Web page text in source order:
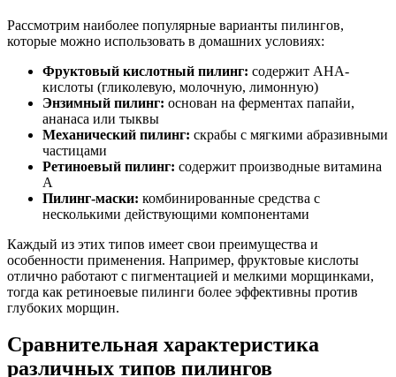
Рассмотрим наиболее популярные варианты пилингов,
которые можно использовать в домашних условиях:
Фруктовый кислотный пилинг: содержит AHA-
кислоты (гликолевую, молочную, лимонную)
Энзимный пилинг: основан на ферментах папайи,
ананаса или тыквы
Механический пилинг: скрабы с мягкими абразивными
частицами
Ретиноевый пилинг: содержит производные витамина
А
Пилинг-маски: комбинированные средства с
несколькими действующими компонентами
Каждый из этих типов имеет свои преимущества и
особенности применения. Например, фруктовые кислоты
отлично работают с пигментацией и мелкими морщинками,
тогда как ретиноевые пилинги более эффективны против
глубоких морщин.
Сравнительная характеристика
различных типов пилингов